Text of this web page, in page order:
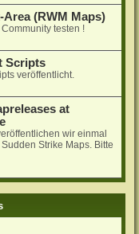
Area (RWM Maps)
testen !
Scripts
veröffentlicht.
at
wir einmal
Strike Maps. Bitte